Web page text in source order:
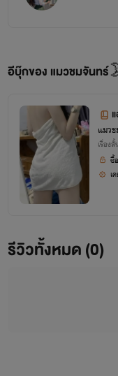
อีบุ๊กของ แมวชมจันทร์
แมว
เรื่องสั้
ซื้
เ
รีวิวทั้งหมด (0)